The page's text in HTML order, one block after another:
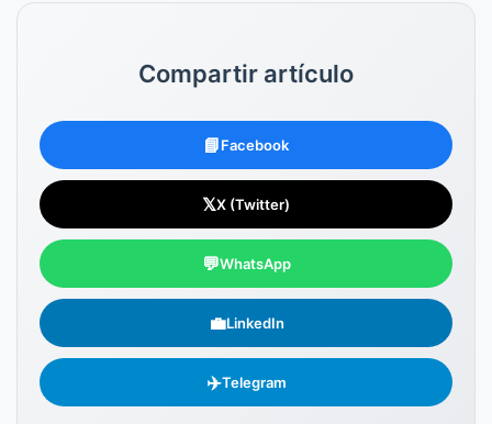
Compartir artículo
📘Facebook
𝕏X (Twitter)
💬WhatsApp
💼LinkedIn
✈️Telegram